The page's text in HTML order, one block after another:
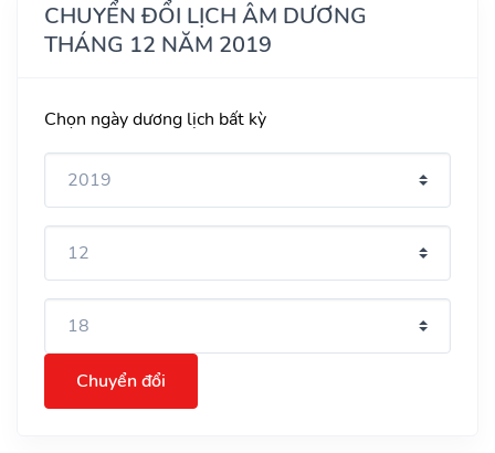
CHUYỂN ĐỔI LỊCH ÂM DƯƠNG
THÁNG 12 NĂM 2019
Chọn ngày dương lịch bất kỳ
Chuyển đổi